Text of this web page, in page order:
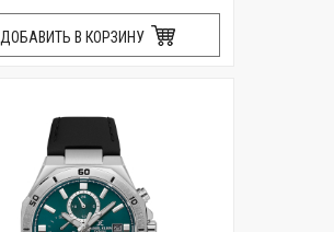
ДОБАВИТЬ В КОРЗИНУ